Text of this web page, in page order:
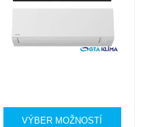
VÝBER MOŽNOSTÍ